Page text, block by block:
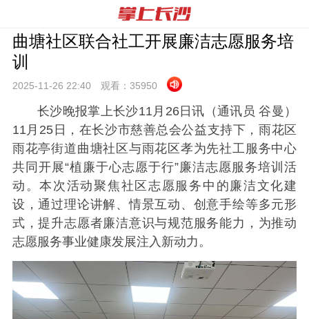
曲塘社区联合社工开展廉洁志愿服务培
训
2025-11-26 22:40 观看： 35950
长沙晚报掌上长沙11月26日讯（通讯员 谷曼）
11月25日，在长沙市慈善总会公益支持下，雨花区
雨花亭街道曲塘社区与雨花区孝为先社工服务中心
共同开展“植廉于心志愿于行”廉洁志愿服务培训活
动。本次活动聚焦社区志愿服务中的廉洁文化建
设，通过理论讲解、情景互动、创意手绘等多元形
式，提升志愿者廉洁意识与规范服务能力，为推动
志愿服务事业健康发展注入新动力。